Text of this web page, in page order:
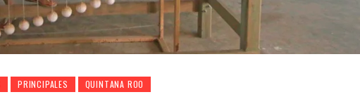
PRINCIPALES QUINTANA ROO